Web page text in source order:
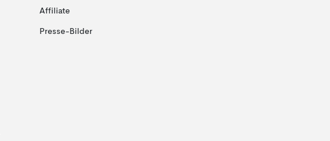
Affiliate
Presse-Bilder